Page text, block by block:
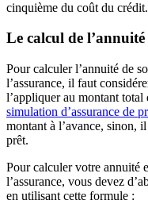
cinquième du coût du crédit.
Le calcul de l’annuité
Pour calculer l’annuité de
l’assurance, il faut
l’appliquer au montant
simulation d’assurance de
montant à l’avance, sinon,
prêt.
Pour calculer votre annuité
l’assurance, vous devez
en utilisant cette formule :